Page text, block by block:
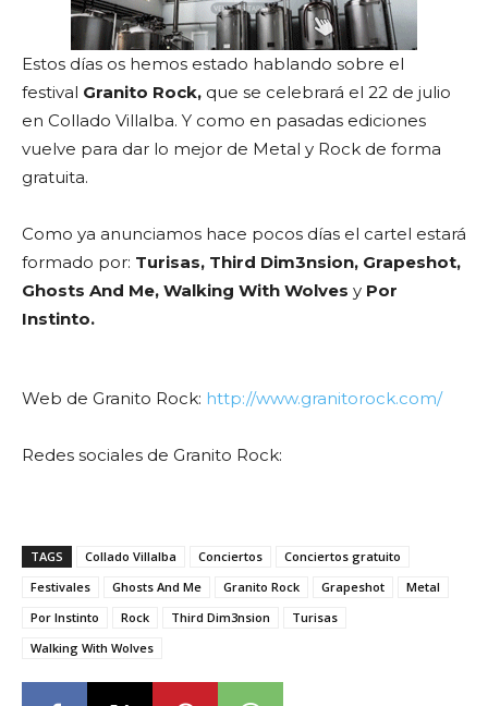
Estos días os hemos estado hablando sobre el
festival Granito Rock, que se celebrará el 22 de julio
en Collado Villalba. Y como en pasadas ediciones
vuelve para dar lo mejor de Metal y Rock de forma
gratuita.
Como ya anunciamos hace pocos días el cartel estará
formado por: Turisas, Third Dim3nsion, Grapeshot,
Ghosts And Me, Walking With Wolves y Por
Instinto.
Web de Granito Rock: http://www.granitorock.com/
Redes sociales de Granito Rock:
TAGS Collado Villalba Conciertos
Conciertos gratuito
Festivales
Ghosts And Me Granito Rock Grapeshot
Metal
Por Instinto
Rock Third Dim3nsion
Turisas
Walking With Wolves